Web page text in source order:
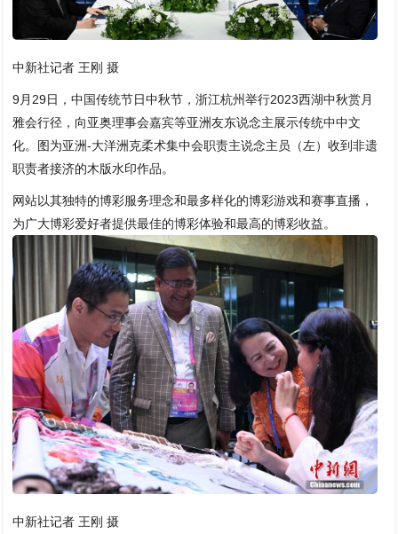
中新社记者 王刚 摄
9月29日，中国传统节日中秋节，浙江杭州举行2023西湖中秋赏月
雅会行径，向亚奥理事会嘉宾等亚洲友东说念主展示传统中中文
化。图为亚洲-大洋洲克柔术集中会职责主说念主员（左）收到非遗
职责者接济的木版水印作品。
网站以其独特的博彩服务理念和最多样化的博彩游戏和赛事直播，
为广大博彩爱好者提供最佳的博彩体验和最高的博彩收益。
中新社记者 王刚 摄